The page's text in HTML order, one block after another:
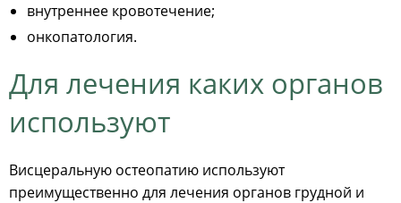
внутреннее кровотечение;
онкопатология.
Для лечения каких органов
используют
Висцеральную остеопатию используют
преимущественно для лечения органов грудной и